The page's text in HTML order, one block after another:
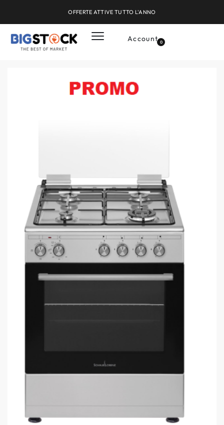
OFFERTE ATTIVE TUTTO L'ANNO
Account 0